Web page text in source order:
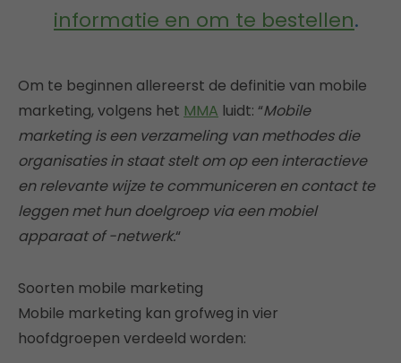
informatie en om te bestellen.
Om te beginnen allereerst de definitie van mobile
marketing, volgens het MMA luidt: “Mobile
marketing is een verzameling van methodes die
organisaties in staat stelt om op een interactieve
en relevante wijze te communiceren en contact te
leggen met hun doelgroep via een mobiel
apparaat of -netwerk.“
Soorten mobile marketing
Mobile marketing kan grofweg in vier
hoofdgroepen verdeeld worden: